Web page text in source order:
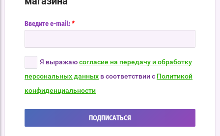
Введите e-mail: *
Я выражаюсогласие на передачу и обработку
персональных данных в соответствии с Политикой
конфиденциальности
ПОДПИСАТЬСЯ